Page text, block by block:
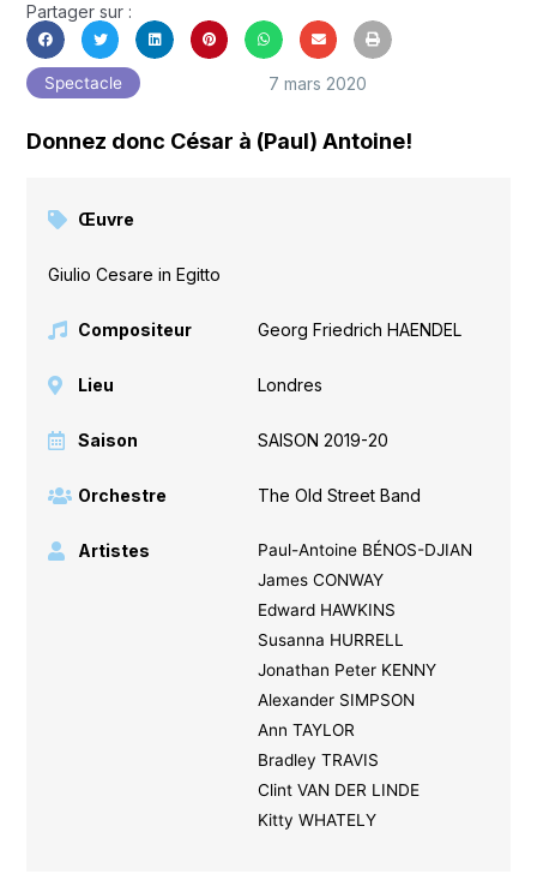
Partager sur :
Spectacle 7 mars 2020
Donnez donc César à (Paul) Antoine!
Œuvre
Giulio Cesare in Egitto
Compositeur Georg Friedrich HAENDEL
Lieu Londres
Saison SAISON 2019-20
Orchestre The Old Street Band
Artistes
Paul-Antoine BÉNOS-DJIAN
James CONWAY
Edward HAWKINS
Susanna HURRELL
Jonathan Peter KENNY
Alexander SIMPSON
Ann TAYLOR
Bradley TRAVIS
Clint VAN DER LINDE
Kitty WHATELY